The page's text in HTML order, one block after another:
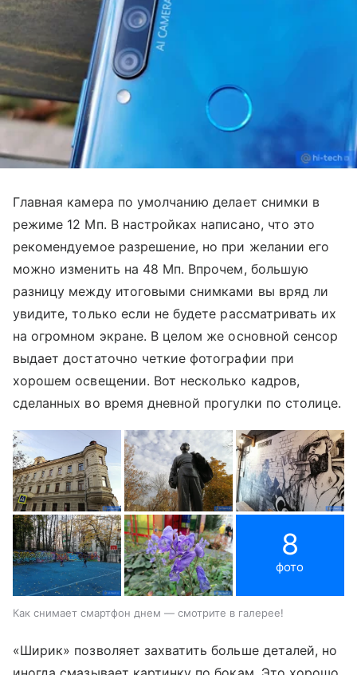
Главная камера по умолчанию делает снимки в
режиме 12 Мп. В настройках написано, что это
рекомендуемое разрешение, но при желании его
можно изменить на 48 Мп. Впрочем, большую
разницу между итоговыми снимками вы вряд ли
увидите, только если не будете рассматривать их
на огромном экране. В целом же основной сенсор
выдает достаточно четкие фотографии при
хорошем освещении. Вот несколько кадров,
сделанных во время дневной прогулки по столице.
8
фото
Как снимает смартфон днем — смотрите в галерее!
«Ширик» позволяет захватить больше деталей, но